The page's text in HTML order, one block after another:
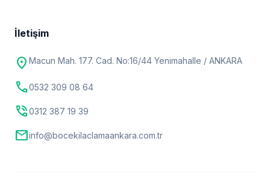
İletişim
location_on Macun Mah. 177. Cad. No:16/44 Yenimahalle / ANKARA
call0532 309 08 64
phone_in_talk0312 387 19 39
mailinfo@bocekilaclamaankara.com.tr